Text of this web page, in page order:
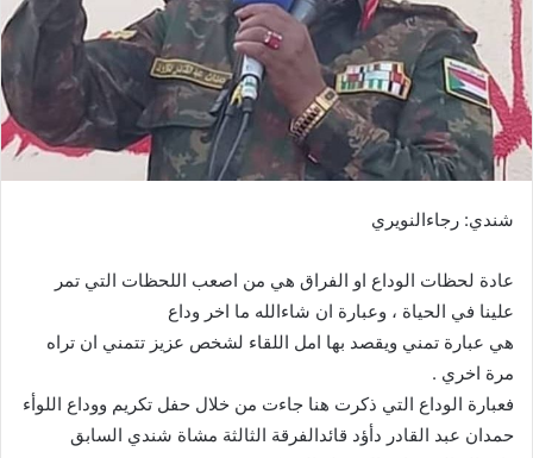
ا
إ
ل
ك
ت
ر
ا
شندي: رجاءالنويري
عادة لحظات الوداع او الفراق هي من اصعب اللحظات التي تمر
علينا في الحياة ، وعبارة ان شاءالله ما اخر وداع
هي عبارة تمني ويقصد بها امل اللقاء لشخص عزيز تتمني ان تراه
مرة اخري .
فعبارة الوداع التي ذكرت هنا جاءت من خلال حفل تكريم ووداع اللوأء
حمدان عبد القادر دأؤد قائدالفرقة الثالثة مشاة شندي السابق